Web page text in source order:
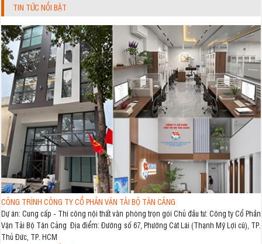
TIN TỨC NỔI BẬT
CÔNG TRÌNH CÔNG TY CỔ PHẦN VẬN TẢI BỘ TÂN CẢNG
Dự án: Cung cấp - Thi công nội thất văn phòng trọn gói Chủ đầu tư: Công ty Cổ Phần
Vận Tải Bộ Tân Cảng Địa điểm: Đường số 67, Phường Cát Lái (Thạnh Mỹ Lợi cũ), TP.
Thủ Đức, TP. HCM